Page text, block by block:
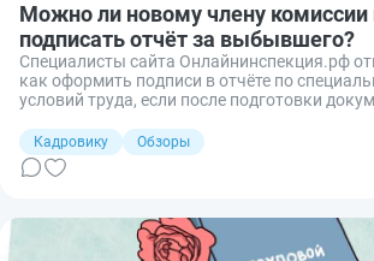
Можно ли новому члену
подписать отчёт за выбывшего?
Специалисты сайта Онлайнинспекция.рф
как оформить подписи в отчёте по
условий труда, если после подготовки
работодателя.
Кадровику Обзоры